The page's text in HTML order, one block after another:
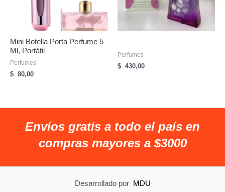
Mini Botella Porta Perfume 5
Ml, Portátil
Perfumes
$ 80,00
Perfumes
$ 430,00
Envíos gratis a todo el país en
compras mayores a $3000
Desarrollado por MDU